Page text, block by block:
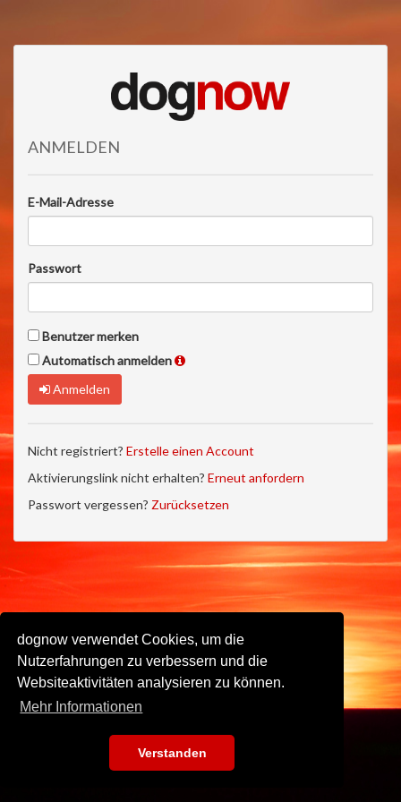
dognow verwendet Cookies, um die
Nutzerfahrungen zu verbessern und die
Websiteaktivitäten analysieren zu können.
Mehr Informationen
Verstanden
ANMELDEN
E-Mail-Adresse
Passwort
Benutzer merken
Automatisch anmelden
Anmelden
Nicht registriert? Erstelle einen Account
Aktivierungslink nicht erhalten? Erneut anfordern
Passwort vergessen? Zurücksetzen